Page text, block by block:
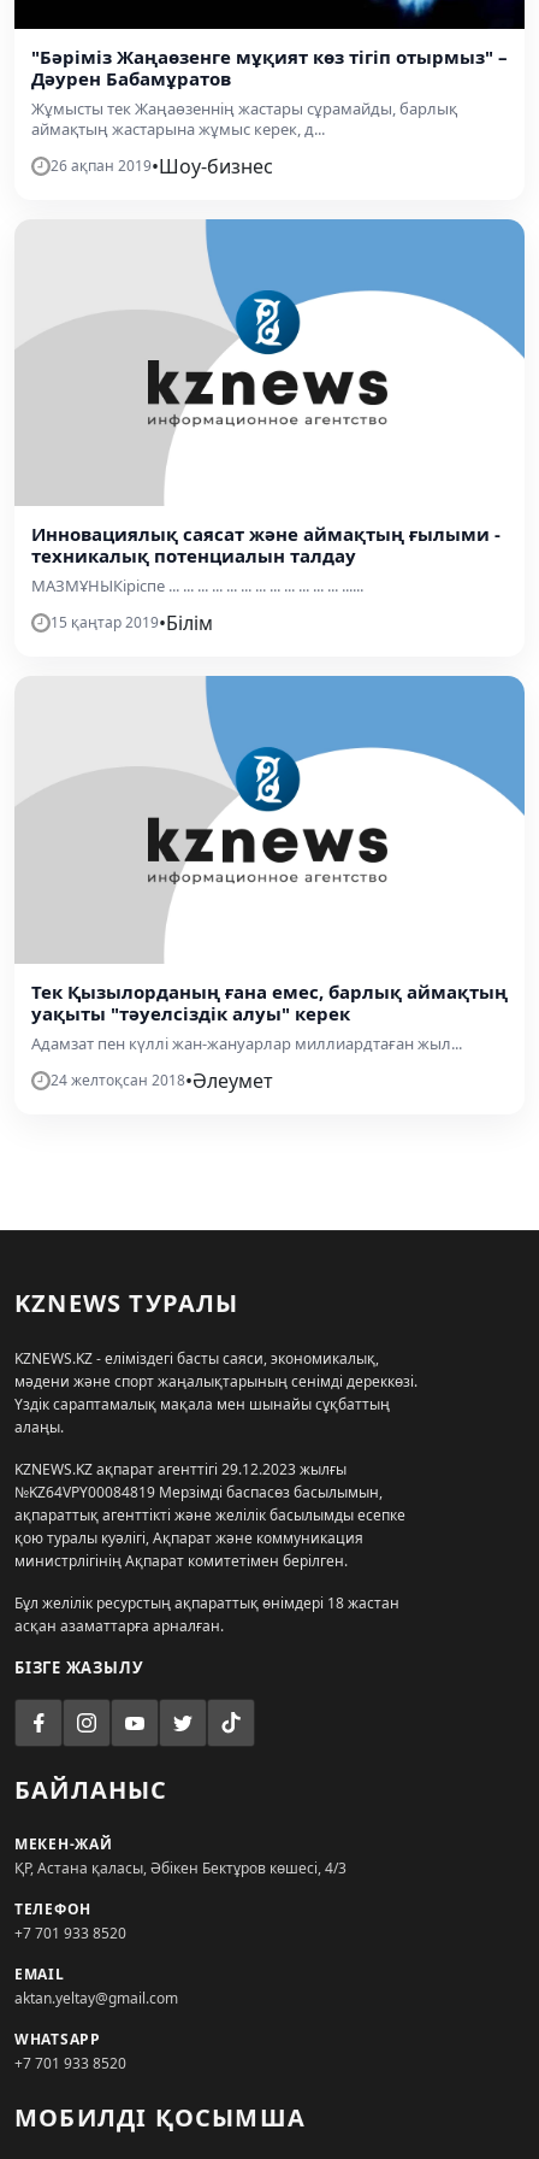
"Бәріміз Жаңаөзенге мұқият көз тігіп отырмыз" –
Дәурен Бабамұратов
Жұмысты тек Жаңаөзеннің жастары сұрамайды, барлық
аймақтың жастарына жұмыс керек, д...
26 ақпан 2019•Шоу-бизнес
Инновациялық саясат және аймақтың ғылыми -
техникалық потенциалын талдау
МАЗМҰНЫКiрiспе ... ... ... ... ... ... ... ... ... ... ... ... ......
15 қаңтар 2019•Білім
Тек Қызылорданың ғана емес, барлық аймақтың
уақыты "тәуелсіздік алуы" керек
Адамзат пен күллі жан-жануарлар миллиардтаған жыл...
24 желтоқсан 2018•Әлеумет
KZNEWS ТУРАЛЫ
KZNEWS.KZ - еліміздегі басты саяси, экономикалық,
мәдени және спорт жаңалықтарының сенімді дереккөзі.
Үздік сараптамалық мақала мен шынайы сұқбаттың
алаңы.
KZNEWS.KZ ақпарат агенттігі 29.12.2023 жылғы
№KZ64VPY00084819 Мерзімді баспасөз басылымын,
ақпараттық агенттікті және желілік басылымды есепке
қою туралы куәлігі, Ақпарат және коммуникация
министрлігінің Ақпарат комитетімен берілген.
Бұл желілік ресурстың ақпараттық өнімдері 18 жастан
асқан азаматтарға арналған.
БІЗГЕ ЖАЗЫЛУ
БАЙЛАНЫС
МЕКЕН-ЖАЙ
ҚР, Астана қаласы, Әбікен Бектұров көшесі, 4/3
ТЕЛЕФОН
+7 701 933 8520
EMAIL
aktan.yeltay@gmail.com
WHATSAPP
+7 701 933 8520
МОБИЛДІ ҚОСЫМША